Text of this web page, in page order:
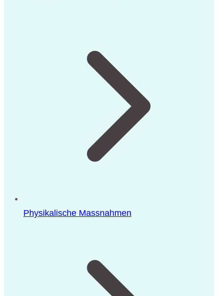
Physikalische Massnahmen